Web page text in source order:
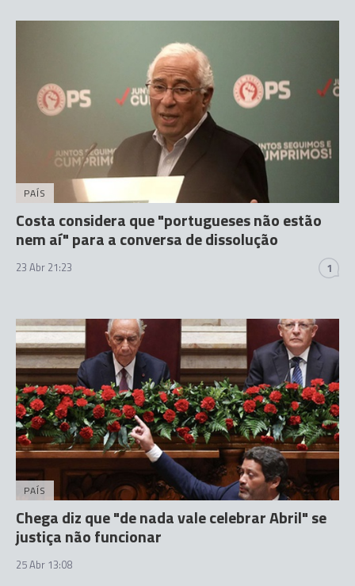
PAÍS
Costa considera que "portugueses não estão
nem aí" para a conversa de dissolução
23 Abr 21:23 1
PAÍS
Chega diz que "de nada vale celebrar Abril" se
justiça não funcionar
25 Abr 13:08